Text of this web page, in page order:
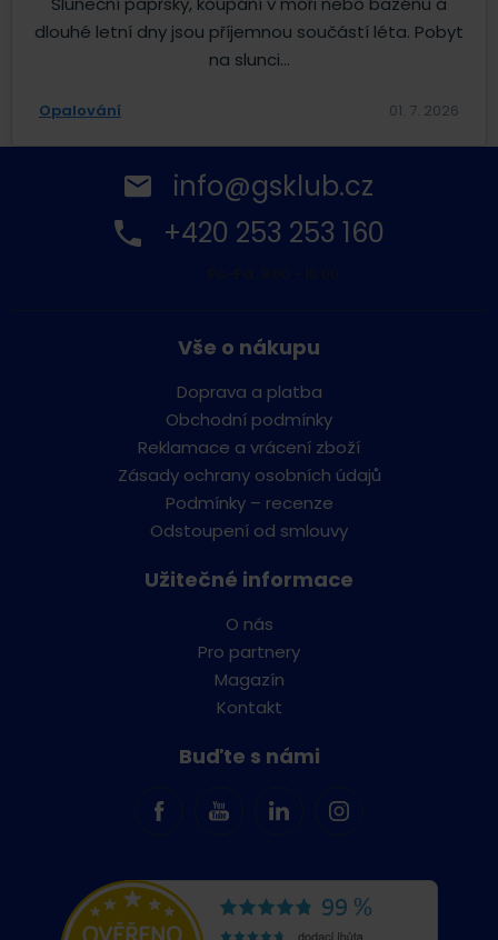
dlouhé letní dny jsou příjemnou součástí léta. Pobyt
na slunci...
Opalování 01. 7. 2026
info@gsklub.cz
+420 253 253 160
Vše o nákupu
Doprava a platba
Obchodní podmínky
Reklamace a vrácení zboží
Zásady ochrany osobních údajů
Podmínky – recenze
Odstoupení od smlouvy
Užitečné informace
O nás
Pro partnery
Magazín
Kontakt
Buďte s námi